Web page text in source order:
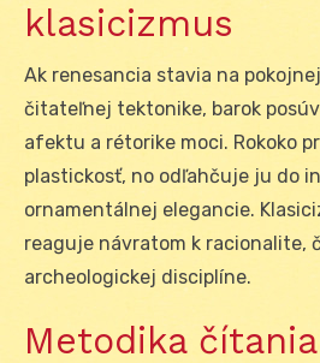
klasicizmus
Ak renesancia stavia na
čitateľnej tektonike, barok
afektu a rétorike moci. Rokoko
plastickosť, no odľahčuje ju do
ornamentálnej elegancie.
reaguje návratom k racionalite,
archeologickej disciplíne.
Metodika